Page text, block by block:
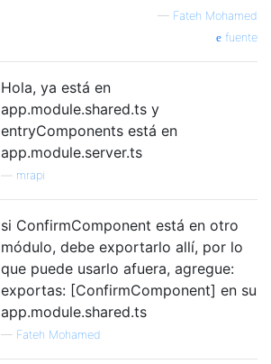
— Fateh Mohamed
fuente
Hola, ya está en
app.module.shared.ts y
entryComponents está en
app.module.server.ts
mrapi
si ConfirmComponent está en otro
módulo, debe exportarlo allí, por lo
que puede usarlo afuera, agregue:
exportas: [ConfirmComponent] en su
app.module.shared.ts
— Fateh Mohamed